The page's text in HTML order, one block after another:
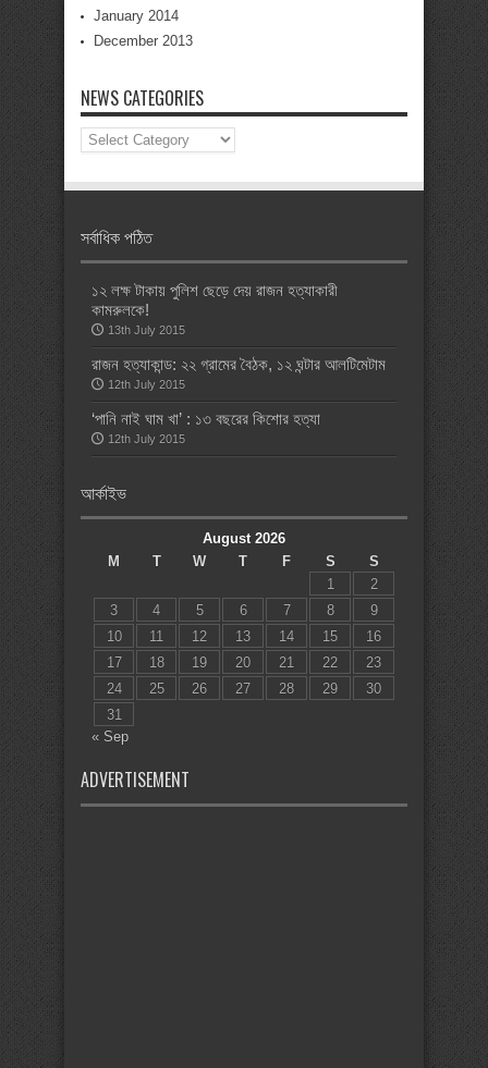
January 2014
December 2013
NEWS CATEGORIES
News
Categories
সর্বাধিক পঠিত
১২ লক্ষ টাকায় পুলিশ ছেড়ে দেয় রাজন হত্যাকারী
কামরুলকে!
13th July 2015
রাজন হত্যাকান্ড: ২২ গ্রামের বৈঠক, ১২ ঘন্টার আলটিমেটাম
12th July 2015
‘পানি নাই ঘাম খা’ : ১৩ বছরের কিশোর হত্যা
12th July 2015
আর্কাইভ
August 2026
M
T W T F S
S
1
2
3
4 5 6 7 8
9
10
11 12 13 14 15
16
17
18 19 20 21 22
23
24
25 26 27 28 29
30
31
« Sep
ADVERTISEMENT